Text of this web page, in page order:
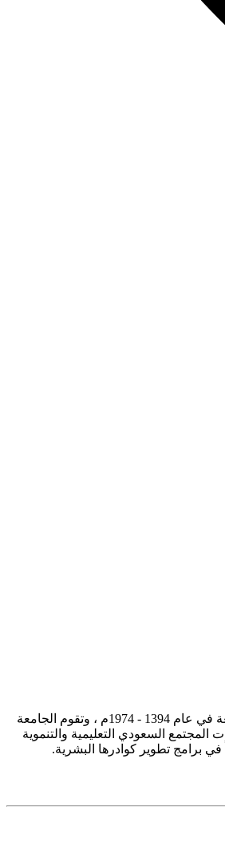
تأسست جامعة الإمام محمد بن سعود الإسلامية ممثلة في كلية الشريعة في سنة 1373هـ 1953م، وتطورت منذ ذلك الحين بصورة جذرية حتى أصبحت جامعة في عام 1394 - 1974م ، وتقوم الجامعة
المجتمع السعودي التعليمية والتنموية
في برامج تطوير كوادرها البشرية.